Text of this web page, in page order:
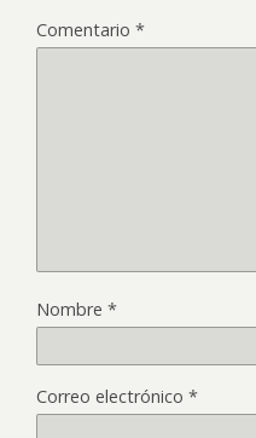
Comentario *
Nombre *
Correo electrónico *